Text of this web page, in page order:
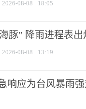
2026-08-08 18:05
豚” 降雨进程表
2026-08-08 13:19
响应为台风暴雨